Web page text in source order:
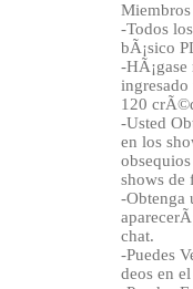
-Todos
bÃ¡sico
-
120
-Usted
en los
shows de
-Obtenga
chat.
-Puedes
deos en